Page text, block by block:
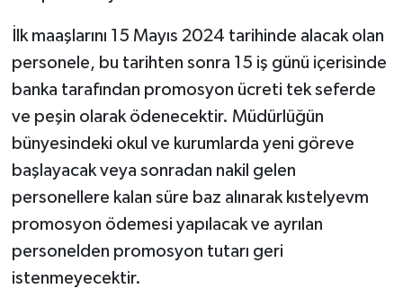
İlk maaşlarını 15 Mayıs 2024 tarihinde alacak olan
personele, bu tarihten sonra 15 iş günü içerisinde
banka tarafından promosyon ücreti tek seferde
ve peşin olarak ödenecektir. Müdürlüğün
bünyesindeki okul ve kurumlarda yeni göreve
başlayacak veya sonradan nakil gelen
personellere kalan süre baz alınarak kıstelyevm
promosyon ödemesi yapılacak ve ayrılan
personelden promosyon tutarı geri
istenmeyecektir.